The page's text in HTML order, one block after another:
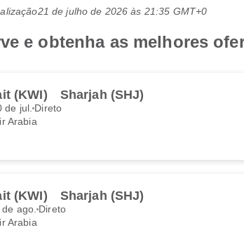
21 de julho de 2026 às 21:35 GMT+0
e obtenha as melhores
(KWI) Sharjah (SHJ)
de jul. Direto
Arabia
(KWI) Sharjah (SHJ)
ago. Direto
Arabia